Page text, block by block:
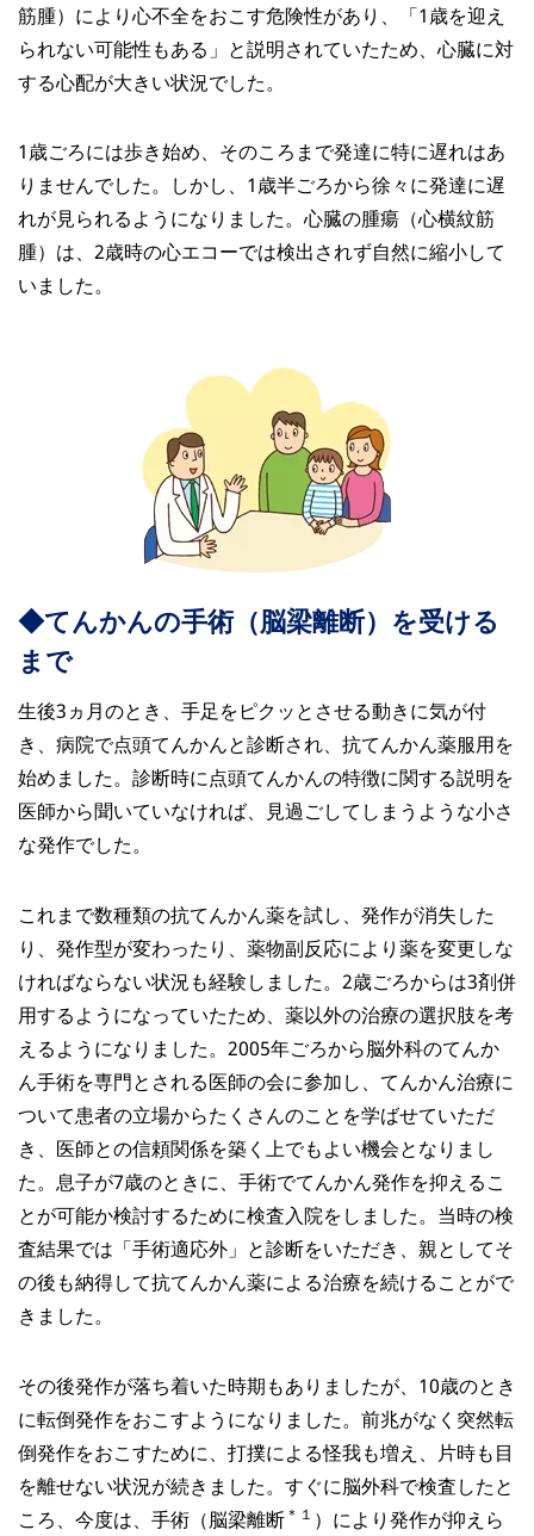
筋腫）により心不全をおこす危険性があり、「1歳を迎え
られない可能性もある」と説明されていたため、心臓に対
する心配が大きい状況でした。
1歳ごろには歩き始め、そのころまで発達に特に遅れはあ
りませんでした。しかし、1歳半ごろから徐々に発達に遅
れが見られるようになりました。心臓の腫瘍（心横紋筋
腫）は、2歳時の心エコーでは検出されず自然に縮小して
いました。
◆てんかんの手術（脳梁離断）を受ける
まで
生後3ヵ月のとき、手足をピクッとさせる動きに気が付
き、病院で点頭てんかんと診断され、抗てんかん薬服用を
始めました。診断時に点頭てんかんの特徴に関する説明を
医師から聞いていなければ、見過ごしてしまうような小さ
な発作でした。
これまで数種類の抗てんかん薬を試し、発作が消失した
り、発作型が変わったり、薬物副反応により薬を変更しな
ければならない状況も経験しました。2歳ごろからは3剤併
用するようになっていたため、薬以外の治療の選択肢を考
えるようになりました。2005年ごろから脳外科のてんか
ん手術を専門とされる医師の会に参加し、てんかん治療に
ついて患者の立場からたくさんのことを学ばせていただ
き、医師との信頼関係を築く上でもよい機会となりまし
た。息子が7歳のときに、手術でてんかん発作を抑えるこ
とが可能か検討するために検査入院をしました。当時の検
査結果では「手術適応外」と診断をいただき、親としてそ
の後も納得して抗てんかん薬による治療を続けることがで
きました。
その後発作が落ち着いた時期もありましたが、10歳のとき
に転倒発作をおこすようになりました。前兆がなく突然転
倒発作をおこすために、打撲による怪我も増え、片時も目
を離せない状況が続きました。すぐに脳外科で検査したと
ころ、今度は、手術（脳梁離断＊１ ）により発作が抑えら